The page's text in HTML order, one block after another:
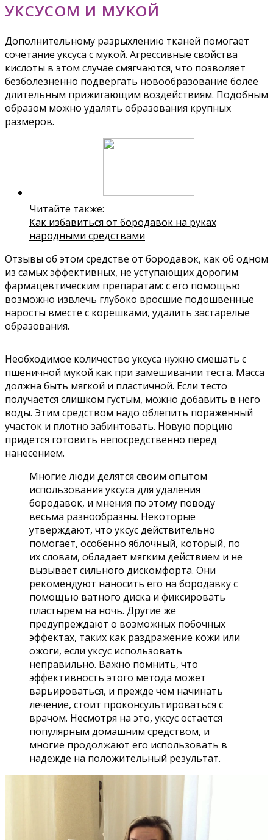
УКСУСОМ И МУКОЙ
Дополнительному разрыхлению тканей помогает
сочетание уксуса с мукой. Агрессивные свойства
кислоты в этом случае смягчаются, что позволяет
безболезненно подвергать новообразование более
длительным прижигающим воздействиям. Подобным
образом можно удалять образования крупных
размеров.
Читайте также:
Как избавиться от бородавок на руках
народными средствами
Отзывы об этом средстве от бородавок, как об одном
из самых эффективных, не уступающих дорогим
фармацевтическим препаратам: с его помощью
возможно извлечь глубоко вросшие подошвенные
наросты вместе с корешками, удалить застарелые
образования.
Необходимое количество уксуса нужно смешать с
пшеничной мукой как при замешивании теста. Масса
должна быть мягкой и пластичной. Если тесто
получается слишком густым, можно добавить в него
воды. Этим средством надо облепить пораженный
участок и плотно забинтовать. Новую порцию
придется готовить непосредственно перед
нанесением.
Многие люди делятся своим опытом
использования уксуса для удаления
бородавок, и мнения по этому поводу
весьма разнообразны. Некоторые
утверждают, что уксус действительно
помогает, особенно яблочный, который, по
их словам, обладает мягким действием и не
вызывает сильного дискомфорта. Они
рекомендуют наносить его на бородавку с
помощью ватного диска и фиксировать
пластырем на ночь. Другие же
предупреждают о возможных побочных
эффектах, таких как раздражение кожи или
ожоги, если уксус использовать
неправильно. Важно помнить, что
эффективность этого метода может
варьироваться, и прежде чем начинать
лечение, стоит проконсультироваться с
врачом. Несмотря на это, уксус остается
популярным домашним средством, и
многие продолжают его использовать в
надежде на положительный результат.